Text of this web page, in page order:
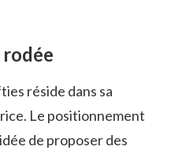
réside dans sa
Le positionnement
de proposer des